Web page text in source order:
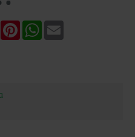
PinterestWhatsApp